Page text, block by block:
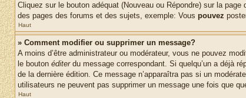
Cliquez sur le bouton adéquat (Nouveau ou Répondre) sur la
des pages des forums et des sujets, exemple: Vous pouvez
Haut
» Comment modifier ou supprimer un message?
A moins d’être administrateur ou modérateur, vous ne pouvez
le bouton éditerdu message correspondant. Si quelqu’un a déjà
de la dernière édition. Ce message n’apparaîtra pas si un
utilisateurs ne peuvent pas supprimer un message une fois que
Haut